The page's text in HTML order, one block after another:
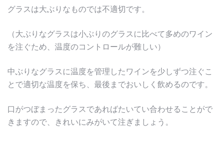
グラスは大ぶりなものでは不適切です。
（大ぶりなグラスは小ぶりのグラスに比べて多めのワイン
を注ぐため、温度のコントロールが難しい）
中ぶりなグラスに温度を管理したワインを少しずつ注ぐこ
とで適切な温度を保ち、最後までおいしく飲めるのです。
口がつぼまったグラスであればたいてい合わせることがで
きますので、きれいにみがいて注ぎましょう。